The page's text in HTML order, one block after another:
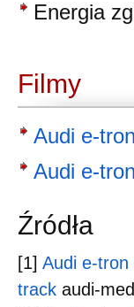
Energia
Filmy
Audi e-
Audi e-
Źródła
[1] Audi e-
track audi-